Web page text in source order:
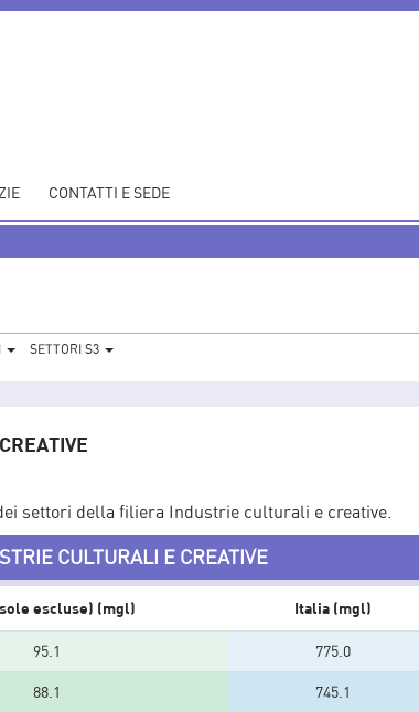
CONTATTI E SEDE
SETTORI S3
settori della filiera Industrie culturali e creative.
CULTURALI E CREATIVE
escluse) (mgl) Italia (mgl)
95.1 775.0
88.1 745.1